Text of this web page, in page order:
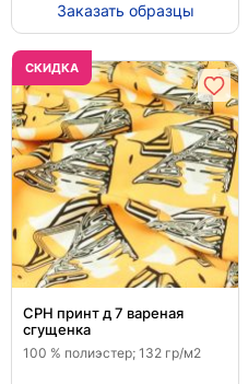
Заказать образцы
CКИДКА
CPH принт д 7 вареная
сгущенка
100 % полиэстер; 132 гр/м2